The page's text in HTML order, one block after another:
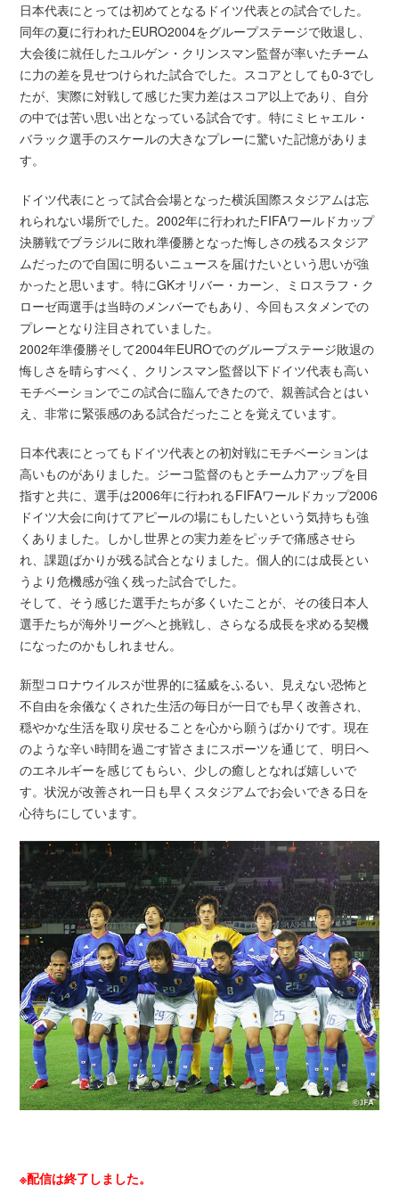
日本代表にとっては初めてとなるドイツ代表との試合でした。
同年の夏に行われたEURO2004をグループステージで敗退し、
大会後に就任したユルゲン・クリンスマン監督が率いたチーム
に力の差を見せつけられた試合でした。スコアとしても0-3でし
たが、実際に対戦して感じた実力差はスコア以上であり、自分
の中では苦い思い出となっている試合です。特にミヒャエル・
バラック選手のスケールの大きなプレーに驚いた記憶がありま
す。
ドイツ代表にとって試合会場となった横浜国際スタジアムは忘
れられない場所でした。2002年に行われたFIFAワールドカップ
決勝戦でブラジルに敗れ準優勝となった悔しさの残るスタジア
ムだったので自国に明るいニュースを届けたいという思いが強
かったと思います。特にGKオリバー・カーン、ミロスラフ・ク
ローゼ両選手は当時のメンバーでもあり、今回もスタメンでの
プレーとなり注目されていました。
2002年準優勝そして2004年EUROでのグループステージ敗退の
悔しさを晴らすべく、クリンスマン監督以下ドイツ代表も高い
モチベーションでこの試合に臨んできたので、親善試合とはい
え、非常に緊張感のある試合だったことを覚えています。
日本代表にとってもドイツ代表との初対戦にモチベーションは
高いものがありました。ジーコ監督のもとチーム力アップを目
指すと共に、選手は2006年に行われるFIFAワールドカップ2006
ドイツ大会に向けてアピールの場にもしたいという気持ちも強
くありました。しかし世界との実力差をピッチで痛感させら
れ、課題ばかりが残る試合となりました。個人的には成長とい
うより危機感が強く残った試合でした。
そして、そう感じた選手たちが多くいたことが、その後日本人
選手たちが海外リーグへと挑戦し、さらなる成長を求める契機
になったのかもしれません。
新型コロナウイルスが世界的に猛威をふるい、見えない恐怖と
不自由を余儀なくされた生活の毎日が一日でも早く改善され、
穏やかな生活を取り戻せることを心から願うばかりです。現在
のような辛い時間を過ごす皆さまにスポーツを通じて、明日へ
のエネルギーを感じてもらい、少しの癒しとなれば嬉しいで
す。状況が改善され一日も早くスタジアムでお会いできる日を
心待ちにしています。
※配信は終了しました。